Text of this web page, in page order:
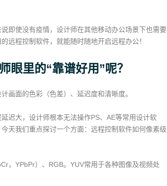
即使没有疫情，设计师在其他移动办公场景下也需要
远程控制软件，就能随时随地开启远程办公！
眼里的“靠谱好用”呢？
画面的色彩（色差）、延迟度和清晰度。
迟大，设计师根本无法操作PS、AE等常用设计软
天我们重点探讨一个方面：远程控制软件如何像素级
，YPbPr）、RGB。YUV常用于各种图像及视频处